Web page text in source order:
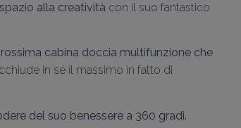
alla creatività con il suo fantastico
cabina doccia multifunzione che
in sé il massimo in fatto di
del suo benessere a 360 gradi.